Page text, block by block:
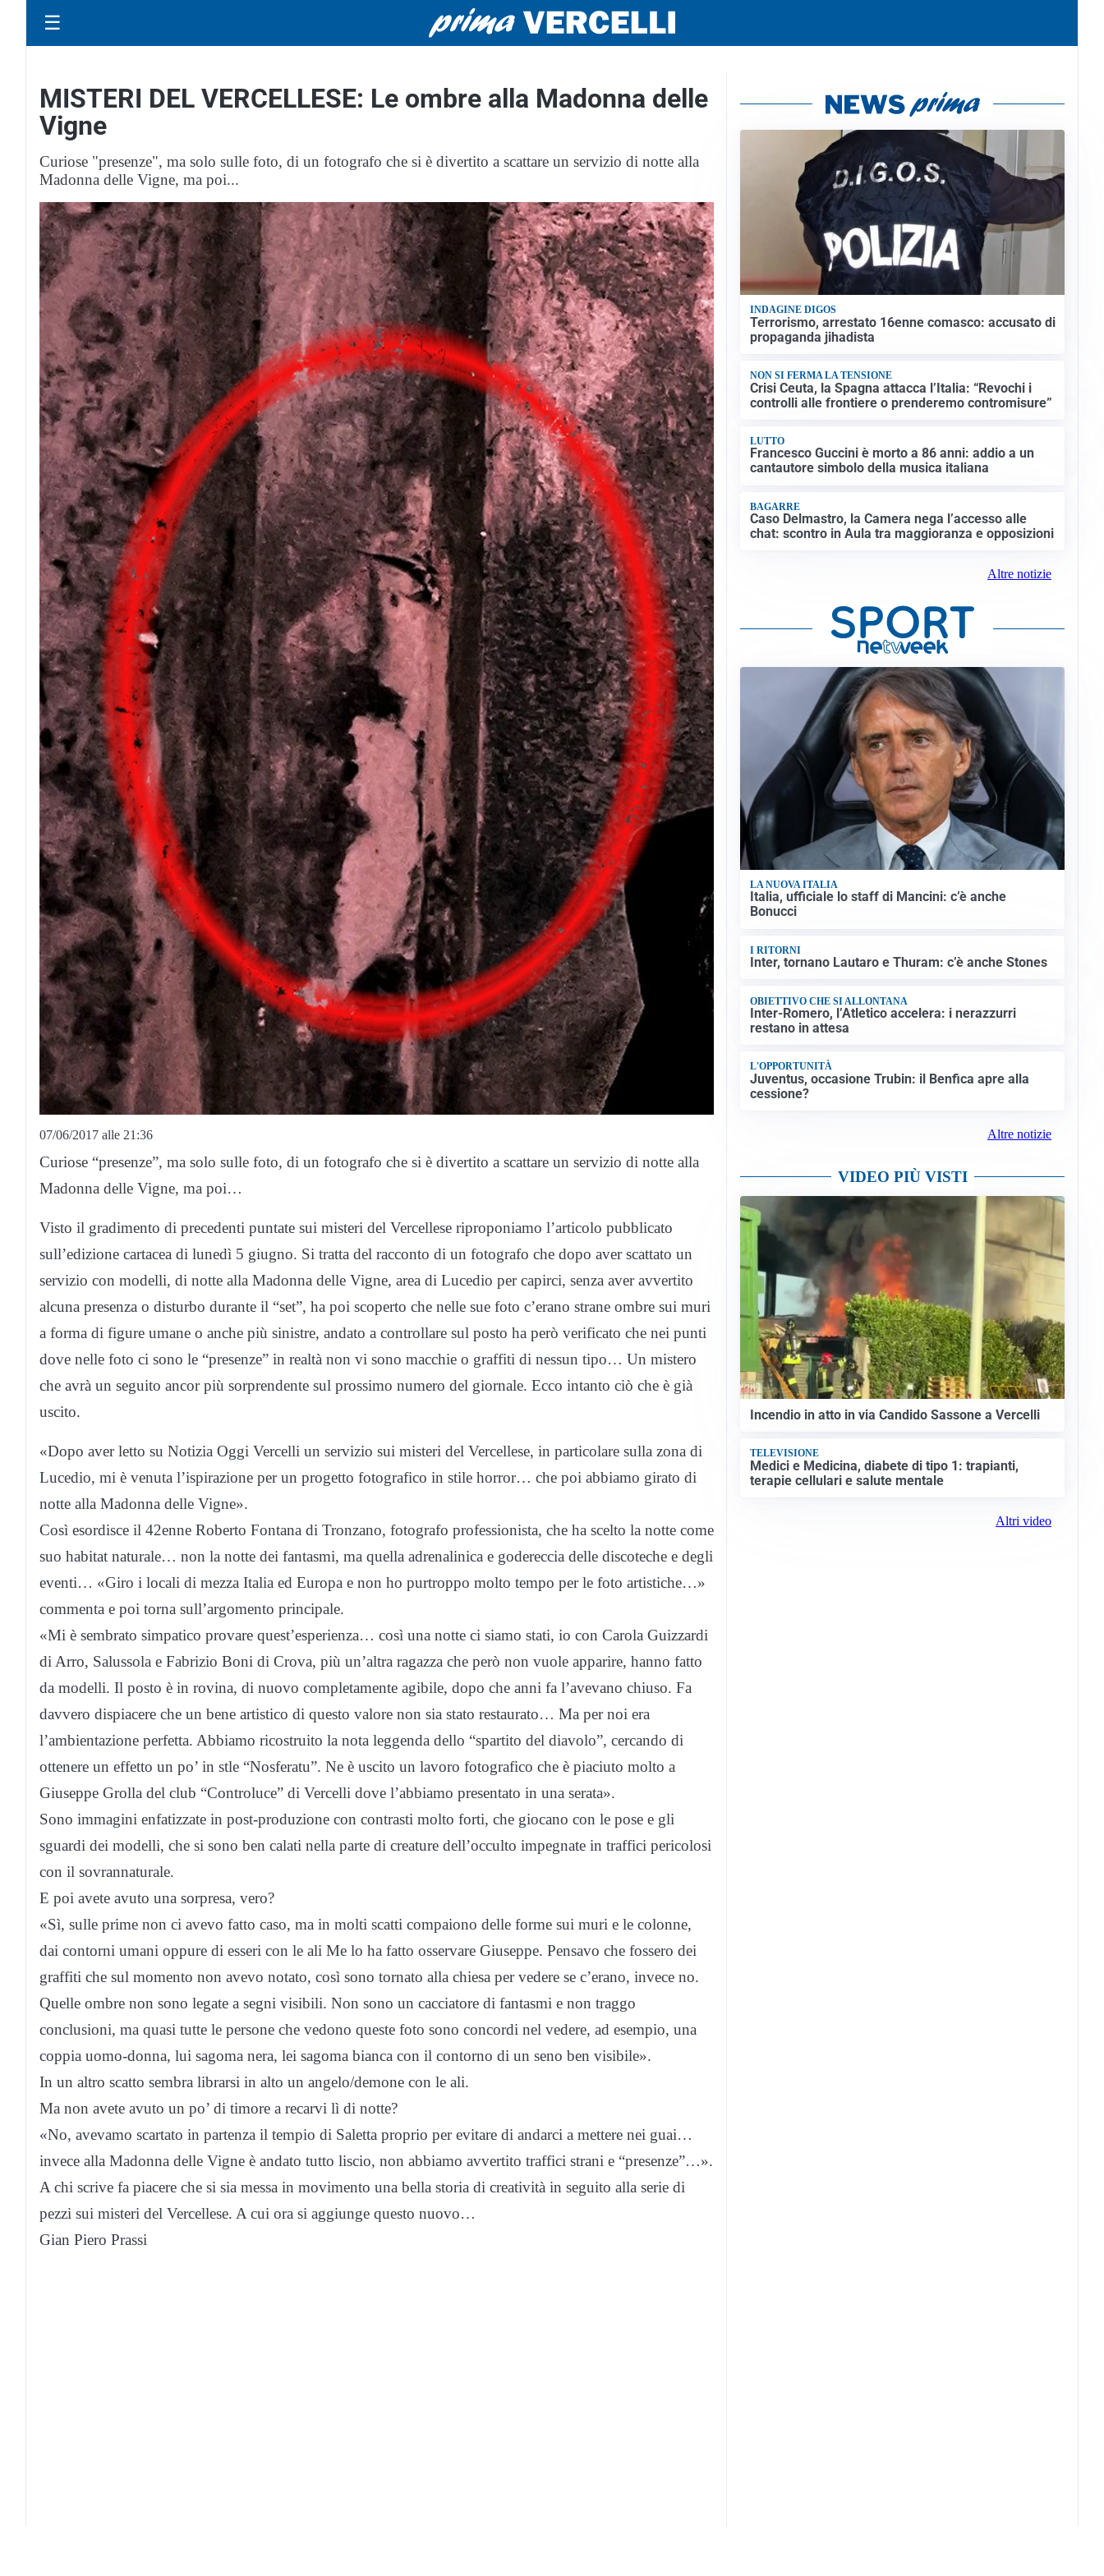
☰
MISTERI DEL VERCELLESE: Le ombre alla Madonna delle
Vigne
Curiose "presenze", ma solo sulle foto, di un fotografo che si è divertito a scattare un servizio di notte alla
Madonna delle Vigne, ma poi...
07/06/2017 alle 21:36
Curiose “presenze”, ma solo sulle foto, di un fotografo che si è divertito a scattare un servizio di notte alla
Madonna delle Vigne, ma poi…
Visto il gradimento di precedenti puntate sui misteri del Vercellese riproponiamo l’articolo pubblicato
sull’edizione cartacea di lunedì 5 giugno. Si tratta del racconto di un fotografo che dopo aver scattato un
servizio con modelli, di notte alla Madonna delle Vigne, area di Lucedio per capirci, senza aver avvertito
alcuna presenza o disturbo durante il “set”, ha poi scoperto che nelle sue foto c’erano strane ombre sui muri
a forma di figure umane o anche più sinistre, andato a controllare sul posto ha però verificato che nei punti
dove nelle foto ci sono le “presenze” in realtà non vi sono macchie o graffiti di nessun tipo… Un mistero
che avrà un seguito ancor più sorprendente sul prossimo numero del giornale. Ecco intanto ciò che è già
uscito.
«Dopo aver letto su Notizia Oggi Vercelli un servizio sui misteri del Vercellese, in particolare sulla zona di
Lucedio, mi è venuta l’ispirazione per un progetto fotografico in stile horror… che poi abbiamo girato di
notte alla Madonna delle Vigne».
Così esordisce il 42enne Roberto Fontana di Tronzano, fotografo professionista, che ha scelto la notte come
suo habitat naturale… non la notte dei fantasmi, ma quella adrenalinica e godereccia delle discoteche e degli
eventi… «Giro i locali di mezza Italia ed Europa e non ho purtroppo molto tempo per le foto artistiche…»
commenta e poi torna sull’argomento principale.
«Mi è sembrato simpatico provare quest’esperienza… così una notte ci siamo stati, io con Carola Guizzardi
di Arro, Salussola e Fabrizio Boni di Crova, più un’altra ragazza che però non vuole apparire, hanno fatto
da modelli. Il posto è in rovina, di nuovo completamente agibile, dopo che anni fa l’avevano chiuso. Fa
davvero dispiacere che un bene artistico di questo valore non sia stato restaurato… Ma per noi era
l’ambientazione perfetta. Abbiamo ricostruito la nota leggenda dello “spartito del diavolo”, cercando di
ottenere un effetto un po’ in stle “Nosferatu”. Ne è uscito un lavoro fotografico che è piaciuto molto a
Giuseppe Grolla del club “Controluce” di Vercelli dove l’abbiamo presentato in una serata».
Sono immagini enfatizzate in post-produzione con contrasti molto forti, che giocano con le pose e gli
sguardi dei modelli, che si sono ben calati nella parte di creature dell’occulto impegnate in traffici pericolosi
con il sovrannaturale.
E poi avete avuto una sorpresa, vero?
«Sì, sulle prime non ci avevo fatto caso, ma in molti scatti compaiono delle forme sui muri e le colonne,
dai contorni umani oppure di esseri con le ali Me lo ha fatto osservare Giuseppe. Pensavo che fossero dei
graffiti che sul momento non avevo notato, così sono tornato alla chiesa per vedere se c’erano, invece no.
Quelle ombre non sono legate a segni visibili. Non sono un cacciatore di fantasmi e non traggo
conclusioni, ma quasi tutte le persone che vedono queste foto sono concordi nel vedere, ad esempio, una
coppia uomo-donna, lui sagoma nera, lei sagoma bianca con il contorno di un seno ben visibile».
In un altro scatto sembra librarsi in alto un angelo/demone con le ali.
Ma non avete avuto un po’ di timore a recarvi lì di notte?
«No, avevamo scartato in partenza il tempio di Saletta proprio per evitare di andarci a mettere nei guai…
invece alla Madonna delle Vigne è andato tutto liscio, non abbiamo avvertito traffici strani e “presenze”…».
A chi scrive fa piacere che si sia messa in movimento una bella storia di creatività in seguito alla serie di
pezzi sui misteri del Vercellese. A cui ora si aggiunge questo nuovo…
Gian Piero Prassi
INDAGINE DIGOS
Terrorismo, arrestato 16enne comasco: accusato di
propaganda jihadista
NON SI FERMA LA TENSIONE
Crisi Ceuta, la Spagna attacca l’Italia: “Revochi i
controlli alle frontiere o prenderemo contromisure”
LUTTO
Francesco Guccini è morto a 86 anni: addio a un
cantautore simbolo della musica italiana
BAGARRE
Caso Delmastro, la Camera nega l’accesso alle
chat: scontro in Aula tra maggioranza e opposizioni
Altre notizie
LA NUOVA ITALIA
Italia, ufficiale lo staff di Mancini: c’è anche
Bonucci
I RITORNI
Inter, tornano Lautaro e Thuram: c’è anche Stones
OBIETTIVO CHE SI ALLONTANA
Inter-Romero, l’Atletico accelera: i nerazzurri
restano in attesa
L'OPPORTUNITÀ
Juventus, occasione Trubin: il Benfica apre alla
cessione?
Altre notizie
VIDEO PIÙ VISTI
Incendio in atto in via Candido Sassone a Vercelli
TELEVISIONE
Medici e Medicina, diabete di tipo 1: trapianti,
terapie cellulari e salute mentale
Altri video